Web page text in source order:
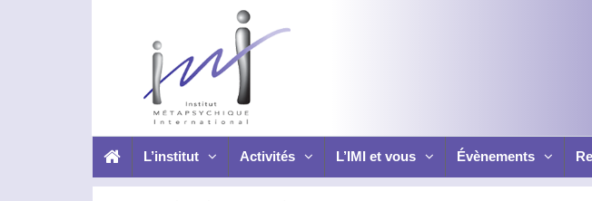
L’institut Activités L’IMI et vous Évènements